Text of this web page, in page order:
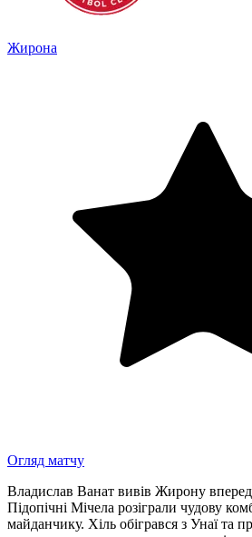
Жирона
Огляд матчу
Владислав Ванат вивів Жирону
Підопічні Мічела розіграли чудову
майданчику. Хіль обігрався з Унаї та